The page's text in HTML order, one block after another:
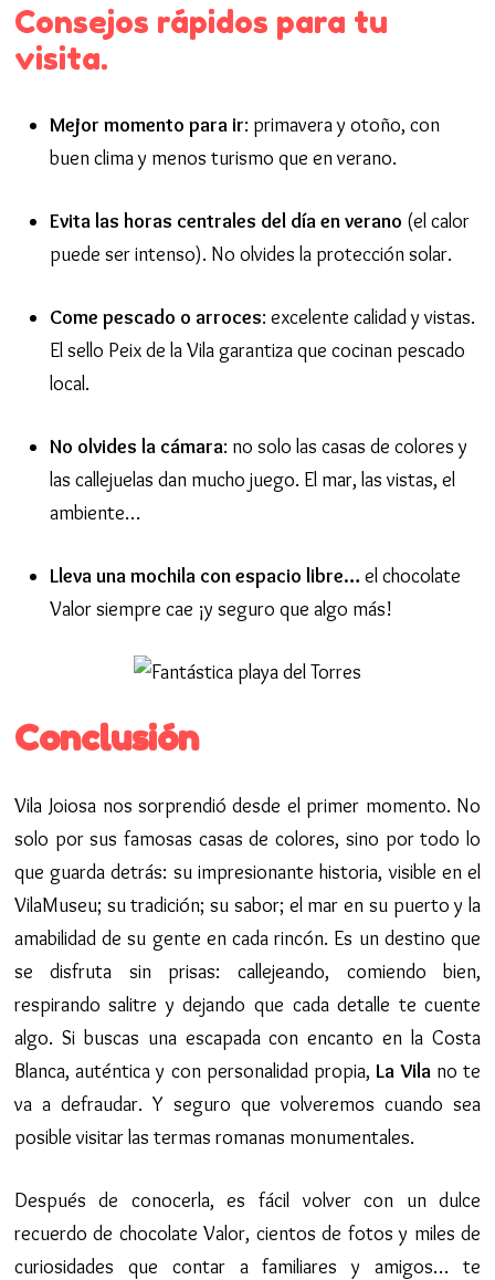
Consejos rápidos para tu
visita.
Mejor momento para ir: primavera y otoño, con
buen clima y menos turismo que en verano.
Evita las horas centrales del día en verano (el calor
puede ser intenso). No olvides la protección solar.
Come pescado o arroces: excelente calidad y vistas.
El sello Peix de la Vila garantiza que cocinan pescado
local.
No olvides la cámara: no solo las casas de colores y
las callejuelas dan mucho juego. El mar, las vistas, el
ambiente…
Lleva una mochila con espacio libre…el chocolate
Valor siempre cae ¡y seguro que algo más!
Conclusión
Vila Joiosa nos sorprendió desde el primer momento. No
solo por sus famosas casas de colores, sino por todo lo
que guarda detrás: su impresionante historia, visible en el
VilaMuseu; su tradición; su sabor; el mar en su puerto y la
amabilidad de su gente en cada rincón. Es un destino que
se disfruta sin prisas: callejeando, comiendo bien,
respirando salitre y dejando que cada detalle te cuente
algo. Si buscas una escapada con encanto en la Costa
Blanca, auténtica y con personalidad propia, La Vilano te
va a defraudar. Y seguro que volveremos cuando sea
posible visitar las termas romanas monumentales.
Después de conocerla, es fácil volver con un dulce
recuerdo de chocolate Valor, cientos de fotos y miles de
curiosidades que contar a familiares y amigos… te